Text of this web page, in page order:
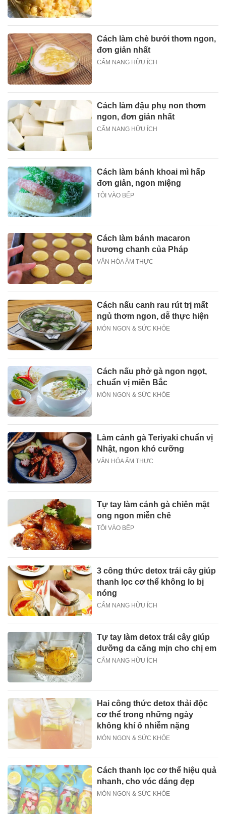
Cách làm chè bưởi thơm ngon,
đơn giản nhất
CẨM NANG HỮU ÍCH
Cách làm đậu phụ non thơm
ngon, đơn giản nhất
CẨM NANG HỮU ÍCH
Cách làm bánh khoai mì hấp
đơn giản, ngon miệng
TÔI VÀO BẾP
Cách làm bánh macaron
hương chanh của Pháp
VĂN HÓA ẨM THỰC
Cách nấu canh rau rút trị mất
ngủ thơm ngon, dễ thực hiện
MÓN NGON & SỨC KHỎE
Cách nấu phở gà ngon ngọt,
chuẩn vị miền Bắc
MÓN NGON & SỨC KHỎE
Làm cánh gà Teriyaki chuẩn vị
Nhật, ngon khó cưỡng
VĂN HÓA ẨM THỰC
Tự tay làm cánh gà chiên mật
ong ngon miễn chê
TÔI VÀO BẾP
3 công thức detox trái cây giúp
thanh lọc cơ thể không lo bị
nóng
CẨM NANG HỮU ÍCH
Tự tay làm detox trái cây giúp
dưỡng da căng mịn cho chị em
CẨM NANG HỮU ÍCH
Hai công thức detox thải độc
cơ thể trong những ngày
không khí ô nhiễm nặng
MÓN NGON & SỨC KHỎE
Cách thanh lọc cơ thể hiệu quả
nhanh, cho vóc dáng đẹp
MÓN NGON & SỨC KHỎE